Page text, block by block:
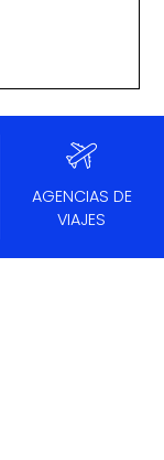
AGENCIAS DE
VIAJES